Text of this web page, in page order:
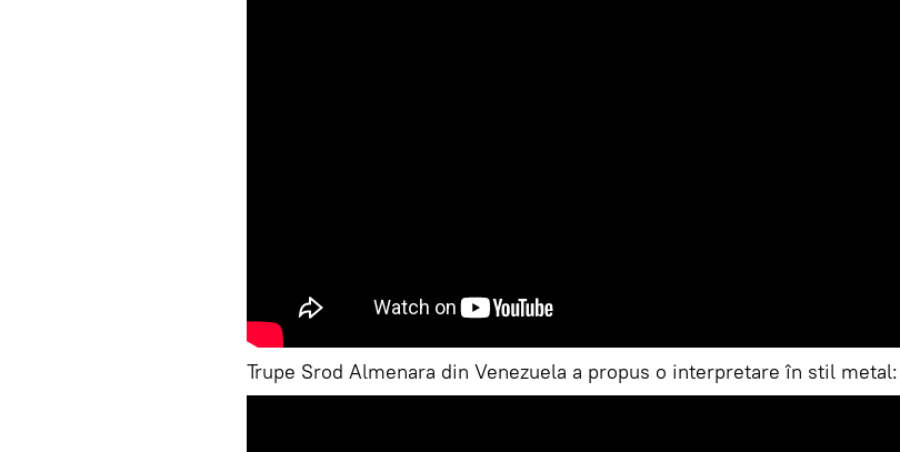
Trupe Srod Almenara din Venezuela a propus o interpretare în stil metal: